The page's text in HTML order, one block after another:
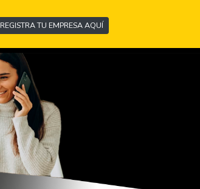
REGISTRA TU EMPRESA AQUÍ